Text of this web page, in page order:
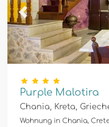
Previous
Purple Malotira
Chania, Kreta,
Wohnung in Chania, Crete,